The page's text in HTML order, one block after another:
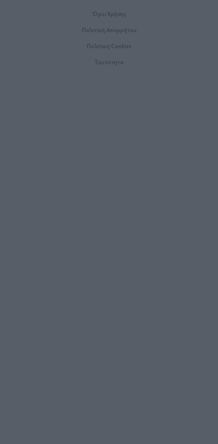
Όροι Xρήσης
Πολιτική Απορρήτου
Πολιτική Cookies
Ταυτότητα